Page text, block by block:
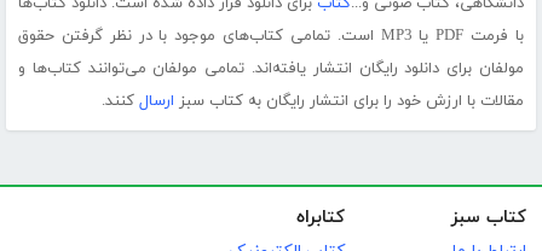
با فرمت PDF یا MP3 است. تمامی کتاب‌های موجود با در نظر گرفتن حقوق
مولفان برای دانلود رایگان انتشار یافته‌اند. تمامی مولفان می‌توانند کتاب‌ها و
مقالات با ارزش خود را برای انتشار رایگان به کتاب سبز ارسال کنند.
کتاب سبز کتابراه